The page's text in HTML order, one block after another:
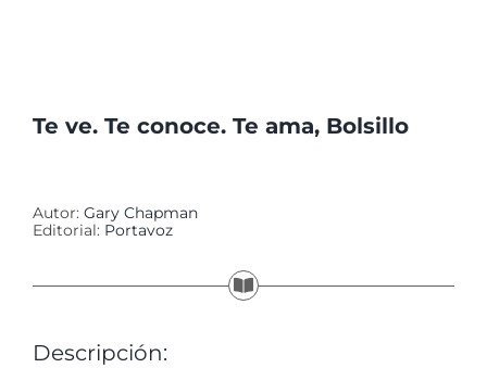
Te ve. Te conoce. Te ama, Bolsillo
Autor: Gary Chapman
Editorial: Portavoz
Descripción: